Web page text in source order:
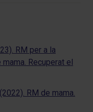
RM per a la
Recuperat el
RM de mama.